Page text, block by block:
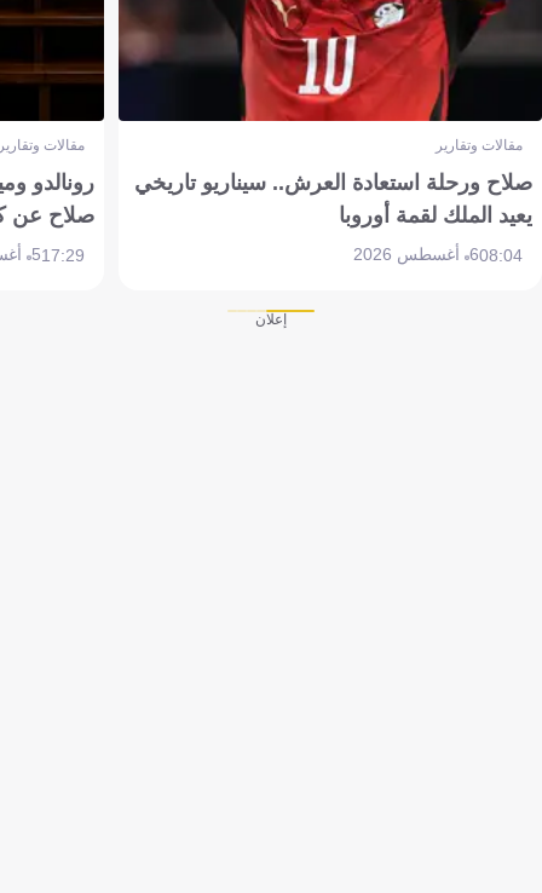
مقالات وتقارير
صلاح ورحلة استعادة العرش.. سيناريو تاريخي
يعيد الملك لقمة أوروبا
08:046 أغسطس 2026
مقالات
رونالدو
صلاح عن
17:295 أغسطس 2026
إعلان